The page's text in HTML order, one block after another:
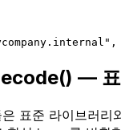
— 표
은 표준 라이브러